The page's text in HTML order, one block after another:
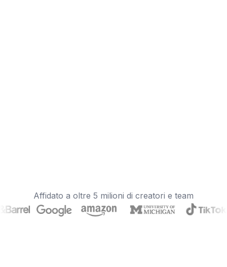
Affidato a oltre 5 milioni di creatori e team